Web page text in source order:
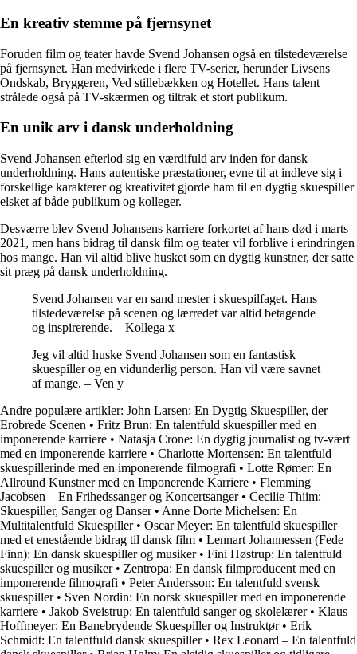
En kreativ stemme på fjernsynet
Foruden film og teater havde Svend Johansen også en tilstedeværelse
på fjernsynet. Han medvirkede i flere TV-serier, herunder Livsens
Ondskab, Bryggeren, Ved stillebækken og Hotellet. Hans talent
strålede også på TV-skærmen og tiltrak et stort publikum.
En unik arv i dansk underholdning
Svend Johansen efterlod sig en værdifuld arv inden for dansk
underholdning. Hans autentiske præstationer, evne til at indleve sig i
forskellige karakterer og kreativitet gjorde ham til en dygtig skuespiller
elsket af både publikum og kolleger.
Desværre blev Svend Johansens karriere forkortet af hans død i marts
2021, men hans bidrag til dansk film og teater vil forblive i erindringen
hos mange. Han vil altid blive husket som en dygtig kunstner, der satte
sit præg på dansk underholdning.
Svend Johansen var en sand mester i skuespilfaget. Hans
tilstedeværelse på scenen og lærredet var altid betagende
og inspirerende. – Kollega x
Jeg vil altid huske Svend Johansen som en fantastisk
skuespiller og en vidunderlig person. Han vil være savnet
af mange. – Ven y
Andre populære artikler: John Larsen: En Dygtig Skuespiller, der
Erobrede Scenen • Fritz Brun: En talentfuld skuespiller med en
imponerende karriere • Natasja Crone: En dygtig journalist og tv-vært
med en imponerende karriere • Charlotte Mortensen: En talentfuld
skuespillerinde med en imponerende filmografi • Lotte Rømer: En
Allround Kunstner med en Imponerende Karriere • Flemming
Jacobsen – En Frihedssanger og Koncertsanger• Cecilie Thiim:
Skuespiller, Sanger og Danser• Anne Dorte Michelsen: En
Multitalentfuld Skuespiller• Oscar Meyer: En talentfuld skuespiller
med et enestående bidrag til dansk film • Lennart Johannessen (Fede
Finn): En dansk skuespiller og musiker• Fini Høstrup: En talentfuld
skuespiller og musiker• Zentropa: En dansk filmproducent med en
imponerende filmografi • Peter Andersson: En talentfuld svensk
skuespiller• Sven Nordin: En norsk skuespiller med en imponerende
karriere • Jakob Sveistrup: En talentfuld sanger og skolelærer• Klaus
Hoffmeyer: En Banebrydende Skuespiller og Instruktør• Erik
Schmidt: En talentfuld dansk skuespiller• Rex Leonard – En talentfuld